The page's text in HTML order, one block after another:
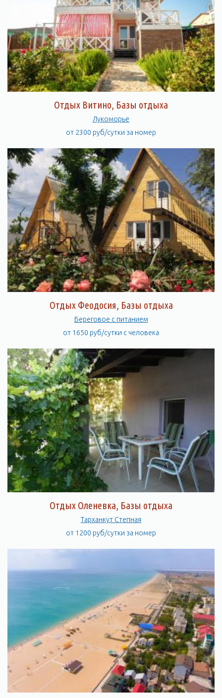
Отдых Витино, Базы отдыха
Лукоморье
от 2300 руб/сутки за номер
Отдых Феодосия, Базы отдыха
Береговое с питанием
от 1650 руб/сутки с человека
Отдых Оленевка, Базы отдыха
Тарханкут Степная
от 1200 руб/сутки за номер